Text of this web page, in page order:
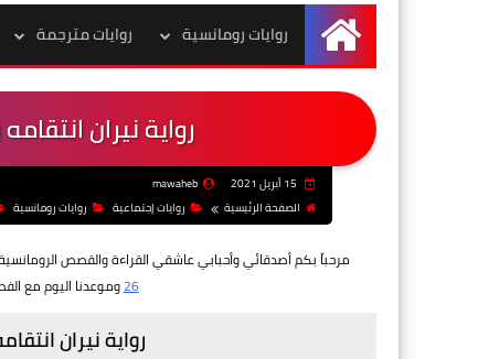
الرئيسية
روايات رومانسية روايات مترجمة
رواية نيران
mawaheb
الصفحة الرئيسية
روايات إجتماعية روايات رومانسية
مرحباً بكم أصدقائي وأحبابي عاشقي القراءة والقصص
26وموعدنا اليوم مع
رواية نيران